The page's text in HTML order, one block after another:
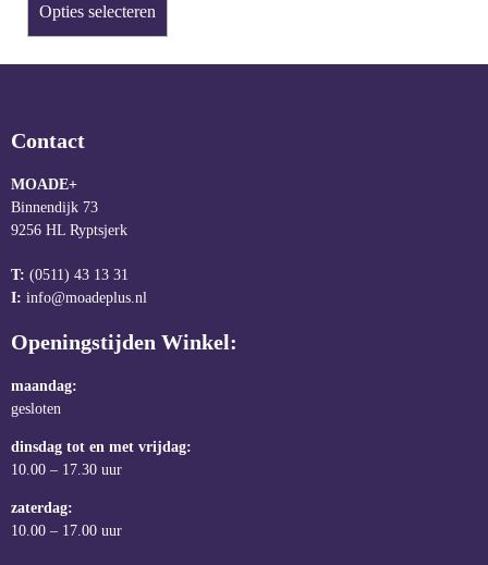
Opties selecteren
Contact
MOADE+
Binnendijk 73
9256 HL Ryptsjerk
T: (0511) 43 13 31
I: info@moadeplus.nl
Openingstijden Winkel:
maandag:
gesloten
dinsdag tot en met vrijdag:
10.00 – 17.30 uur
zaterdag:
10.00 – 17.00 uur